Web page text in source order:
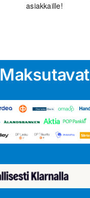
asiakkaille!
Maksutavat